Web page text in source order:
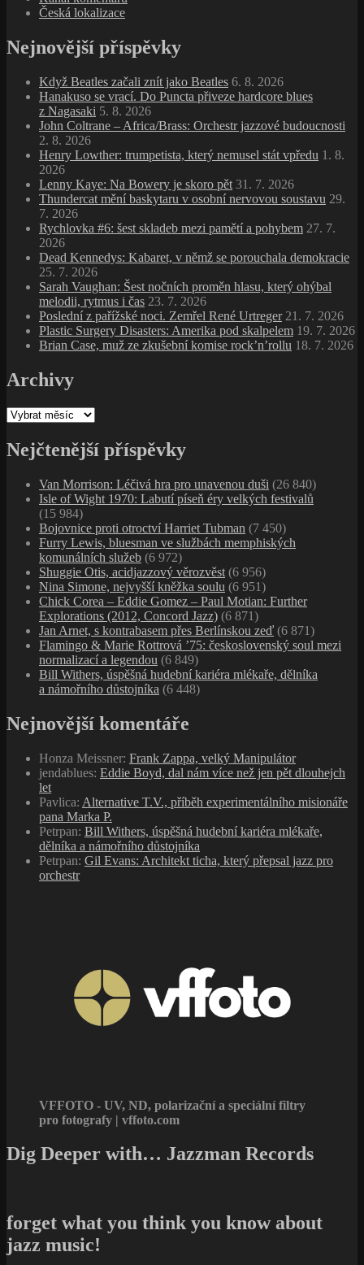
Česká lokalizace
Nejnovější příspěvky
Když Beatles začali znít jako Beatles 6. 8. 2026
Hanakuso se vrací. Do Puncta přiveze hardcore blues
z Nagasaki 5. 8. 2026
John Coltrane – Africa/Brass: Orchestr jazzové budoucnosti
2. 8. 2026
Henry Lowther: trumpetista, který nemusel stát vpředu 1. 8.
2026
Lenny Kaye: Na Bowery je skoro pět 31. 7. 2026
Thundercat mění baskytaru v osobní nervovou soustavu 29.
7. 2026
Rychlovka #6: šest skladeb mezi pamětí a pohybem 27. 7.
2026
Dead Kennedys: Kabaret, v němž se porouchala demokracie
25. 7. 2026
Sarah Vaughan: Šest nočních proměn hlasu, který ohýbal
melodii, rytmus i čas 23. 7. 2026
Poslední z pařížské noci. Zemřel René Urtreger 21. 7. 2026
Plastic Surgery Disasters: Amerika pod skalpelem 19. 7. 2026
Brian Case, muž ze zkušební komise rock’n’rollu 18. 7. 2026
Archivy
Archivy
Nejčtenější příspěvky
Van Morrison: Léčivá hra pro unavenou duši (26 840)
Isle of Wight 1970: Labutí píseň éry velkých festivalů
(15 984)
Bojovnice proti otroctví Harriet Tubman (7 450)
Furry Lewis, bluesman ve službách memphiských
komunálních služeb (6 972)
Shuggie Otis, acidjazzový věrozvěst (6 956)
Nina Simone, nejvyšší kněžka soulu (6 951)
Chick Corea – Eddie Gomez – Paul Motian: Further
Explorations (2012, Concord Jazz) (6 871)
Jan Arnet, s kontrabasem přes Berlínskou zeď (6 871)
Flamingo & Marie Rottrová ’75: československý soul mezi
normalizací a legendou (6 849)
Bill Withers, úspěšná hudební kariéra mlékaře, dělníka
a námořního důstojníka (6 448)
Nejnovější komentáře
Honza Meissner: Frank Zappa, velký Manipulátor
jendablues: Eddie Boyd, dal nám více než jen pět dlouhejch
let
Pavlica: Alternative T.V., příběh experimentálního misionáře
pana Marka P.
Petrpan: Bill Withers, úspěšná hudební kariéra mlékaře,
dělníka a námořního důstojníka
Petrpan: Gil Evans: Architekt ticha, který přepsal jazz pro
orchestr
VFFOTO - UV, ND, polarizační a speciální filtry
pro fotografy | vffoto.com
Dig Deeper with… Jazzman Records
forget what you think you know about
jazz music!